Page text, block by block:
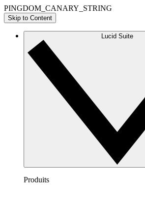
PINGDOM_CANARY_STRING
Skip to Content
Lucid Suite
Produits